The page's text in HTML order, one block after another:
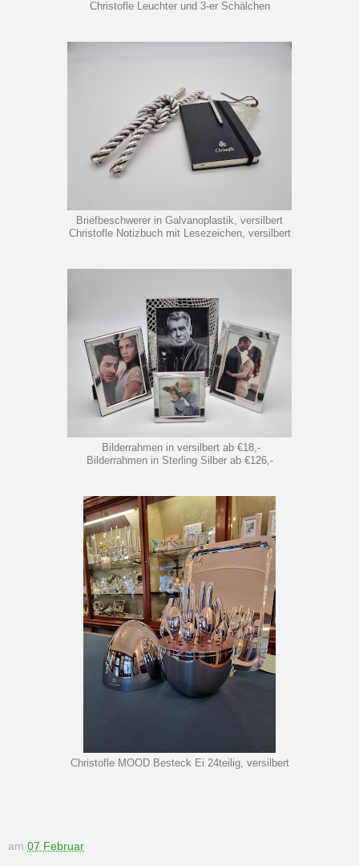
Christofle Leuchter und 3-er Schälchen
Briefbeschwerer in Galvanoplastik, versilbert
Christofle Notizbuch mit Lesezeichen, versilbert
Bilderrahmen in versilbert ab €18,-
Bilderrahmen in Sterling Silber ab €126,-
Christofle MOOD Besteck Ei 24teilig, versilbert
am 07 Februar